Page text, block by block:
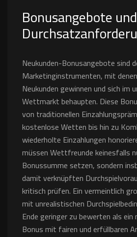
Bonusangebote und
Neukunden-Bonusangebote sind
Marketinginstrumenten, mit
Neukunden gewinnen und sich im
Wettmarkt behaupten. Diese
von traditionellen
kostenlose Wetten bis hin zu
wiederholte Einzahlungen
müssen Wettfreunde keinesfalls
Bonussumme setzen, sondern
damit verknüpften
kritisch prüfen. Ein vermeintlich
mit unrealistischen
Ende geringer zu bewerten als
Bonus mit fairen und erfüllbaren